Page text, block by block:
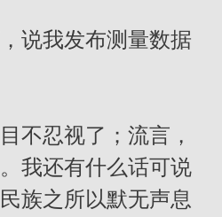
说我发布测量数据
不忍视了；流言，
我还有什么话可说
族之所以默无声息